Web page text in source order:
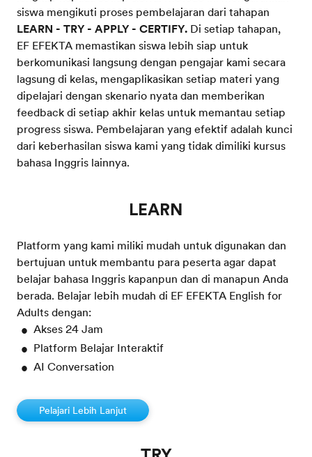
siswa mengikuti proses pembelajaran dari tahapan
LEARN - TRY - APPLY - CERTIFY. Di setiap tahapan,
EF EFEKTA memastikan siswa lebih siap untuk
berkomunikasi langsung dengan pengajar kami secara
lagsung di kelas, mengaplikasikan setiap materi yang
dipelajari dengan skenario nyata dan memberikan
feedback di setiap akhir kelas untuk memantau setiap
progress siswa. Pembelajaran yang efektif adalah kunci
dari keberhasilan siswa kami yang tidak dimiliki kursus
bahasa Inggris lainnya.
LEARN
Platform yang kami miliki mudah untuk digunakan dan
bertujuan untuk membantu para peserta agar dapat
belajar bahasa Inggris kapanpun dan di manapun Anda
berada. Belajar lebih mudah di EF EFEKTA English for
Adults dengan:
Akses 24 Jam
Platform Belajar Interaktif
AI Conversation
Pelajari Lebih Lanjut